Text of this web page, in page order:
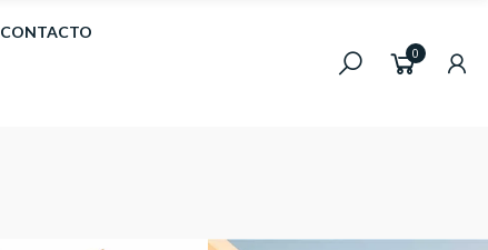
CONTACTO
0